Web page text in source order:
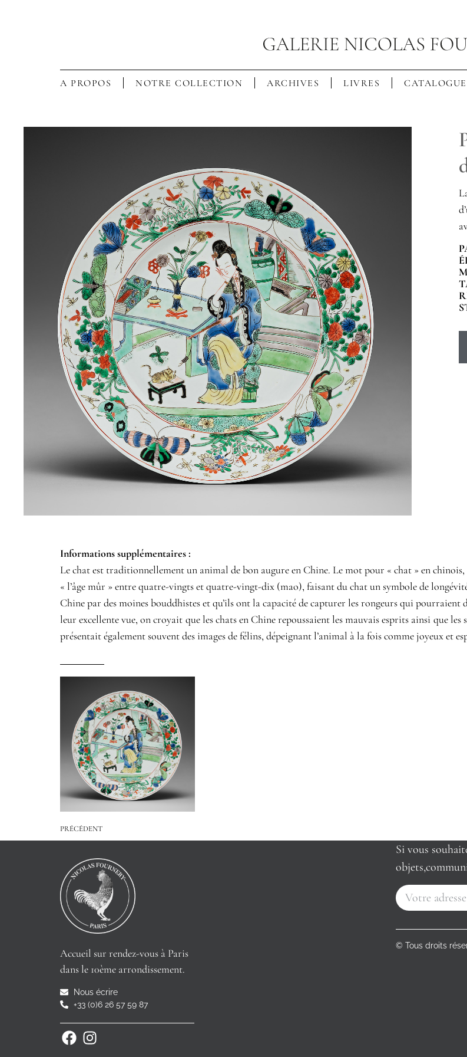
A PROPOS NOTRE COLLECTION ARCHIVES LIVRES
Informations supplémentaires​ :​
Le chat est traditionnellement un animal de bon augure en Chine. Le mot pour « chat » en
« l’âge mûr » entre quatre-vingts et quatre-vingt-dix (mao), faisant du chat un symbole de
Chine par des moines bouddhistes et qu’ils ont la capacité de capturer les rongeurs qui pourraient
leur excellente vue, on croyait que les chats en Chine repoussaient les mauvais esprits ainsi que les
présentait également souvent des images de félins, dépeignant l’animal à la fois comme joyeux et
PRÉCÉDENT
Accueil sur rendez-vous à Paris
dans le 10ème arrondissement.
Nous écrire
+33 (0)6 26 57 59 87
Si vous
© Tous droits